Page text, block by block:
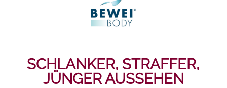
SCHLANKER, STRAFFER,
JÜNGER AUSSEHEN